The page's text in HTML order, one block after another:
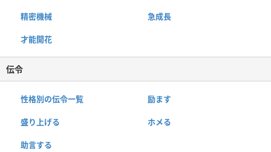
精密機械 急成長
才能開花
伝令
性格別の伝令一覧 励ます
盛り上げる ホメる
助言する